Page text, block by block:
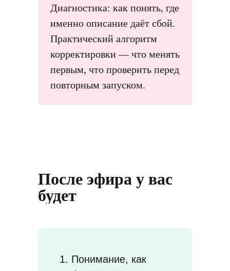
Диагностика: как понять, где
именно описание даёт сбой.
Практический алгоритм
корректировки — что менять
первым, что проверить перед
повторным запуском.
После эфира у вас
будет
Понимание, как